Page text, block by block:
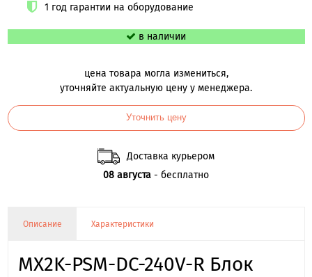
1 год гарантии на оборудование
в наличии
цена товара могла измениться,
уточняйте актуальную цену у менеджера.
Уточнить цену
Доставка курьером
08 августа - бесплатно
Описание Характеристики
MX2K-PSM-DC-240V-R Блок